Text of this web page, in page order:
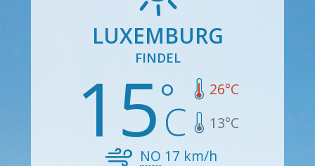
LUXEMBURG
FINDEL
15 26°C
13°C
NO 17 km/h